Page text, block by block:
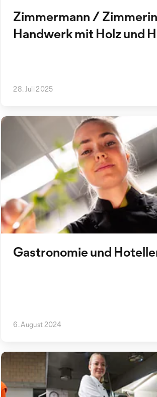
Zimmermann / Zimmerin
Handwerk mit Holz und
28. Juli 2025
Gastronomie und
6. August 2024